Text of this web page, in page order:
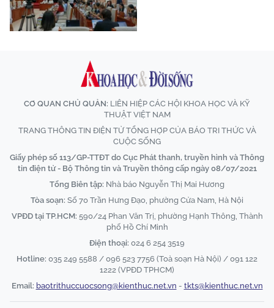
CƠ QUAN CHỦ QUẢN: LIÊN HIỆP CÁC HỘI KHOA HỌC VÀ KỸ
THUẬT VIỆT NAM
TRANG THÔNG TIN ĐIỆN TỬ TỔNG HỢP CỦA BÁO TRI THỨC VÀ
CUỘC SỐNG
Giấy phép số 113/GP-TTĐT do Cục Phát thanh, truyền hình và Thông
tin điện tử - Bộ Thông tin và Truyền thông cấp ngày 08/07/2021
Tổng Biên tập: Nhà báo Nguyễn Thị Mai Hương
Tòa soạn: Số 70 Trần Hưng Đạo, phường Cửa Nam, Hà Nội
VPĐD tại TP.HCM: 590/24 Phan Văn Trị, phường Hạnh Thông, Thành
phố Hồ Chí Minh
Điện thoại: 024 6 254 3519
Hotline: 035 249 5588 / 096 523 7756 (Toà soạn Hà Nội) / 091 122
1222 (VPĐD TPHCM)
Email: baotrithuccuocsong@kienthuc.net.vn - tkts@kienthuc.net.vn